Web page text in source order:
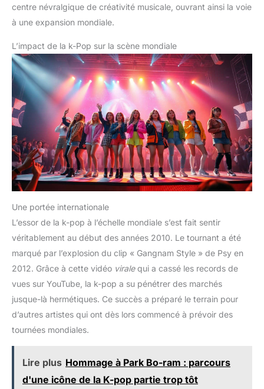
centre névralgique de créativité musicale, ouvrant ainsi la voie
à une expansion mondiale.
L’impact de la k-Pop sur la scène mondiale
Une portée internationale
L’essor de la k-pop à l’échelle mondiale s’est fait sentir
véritablement au début des années 2010. Le tournant a été
marqué par l’explosion du clip « Gangnam Style » de Psy en
2012. Grâce à cette vidéo viralequi a cassé les records de
vues sur YouTube, la k-pop a su pénétrer des marchés
jusque-là hermétiques. Ce succès a préparé le terrain pour
d’autres artistes qui ont dès lors commencé à prévoir des
tournées mondiales.
Lire plus Hommage à Park Bo-ram : parcours
d'une icône de la K-pop partie trop tôt